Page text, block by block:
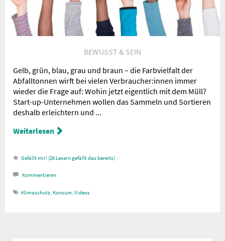
BEWUSST & SEIN
Gelb, grün, blau, grau und braun – die Farbvielfalt der
Abfalltonnen wirft bei vielen Verbraucher:innen immer
wieder die Frage auf: Wohin jetzt eigentlich mit dem Müll?
Start-up-Unternehmen wollen das Sammeln und Sortieren
deshalb erleichtern und ...
Weiterlesen
26 Lesern gefällt das
Kommentieren
Klimaschutz, Konsum, Videos